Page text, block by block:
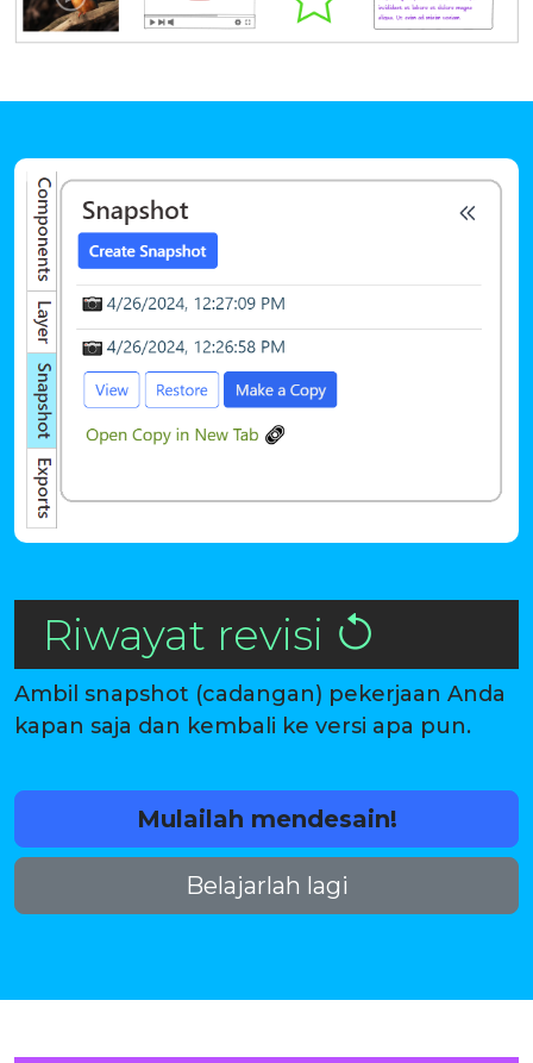
Riwayat revisi
Ambil snapshot (cadangan) pekerjaan Anda
kapan saja dan kembali ke versi apa pun.
Mulailah mendesain!
Belajarlah lagi